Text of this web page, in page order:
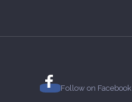
Follow on Facebook